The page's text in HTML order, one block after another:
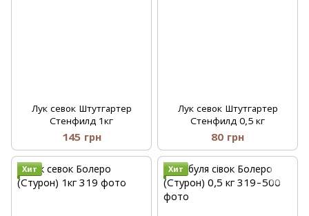
Лук севок Штутгартер
Стенфилд 1кг
145 грн
Лук севок Штутгартер
Стенфилд 0,5 кг
80 грн
Хит Хит